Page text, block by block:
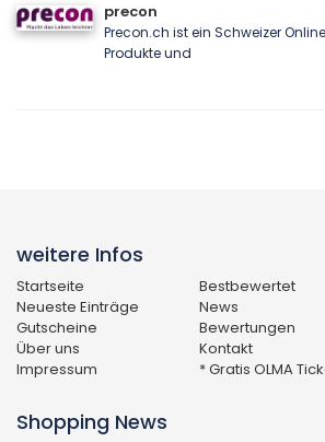
precon
Precon.ch ist ein Schweizer
Produkte und
weitere Infos
Startseite
Bestbewertet
Neueste Einträge
News
Gutscheine
Bewertungen
Über uns
Kontakt
Impressum
* Gratis OLMA
Shopping News